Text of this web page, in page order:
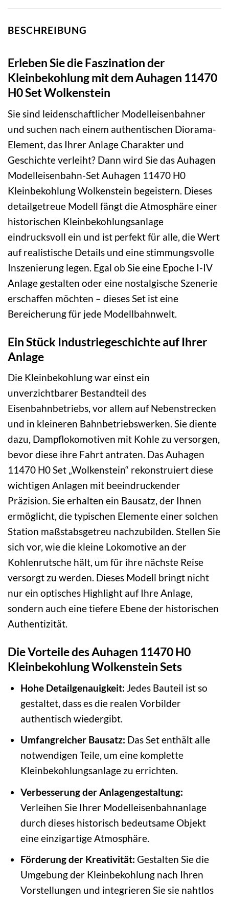
BESCHREIBUNG
Erleben Sie die Faszination der
Kleinbekohlung mit dem Auhagen 11470
H0 Set Wolkenstein
Sie sind leidenschaftlicher Modelleisenbahner
und suchen nach einem authentischen Diorama-
Element, das Ihrer Anlage Charakter und
Geschichte verleiht? Dann wird Sie das Auhagen
Modelleisenbahn-Set Auhagen 11470 H0
Kleinbekohlung Wolkenstein begeistern. Dieses
detailgetreue Modell fängt die Atmosphäre einer
historischen Kleinbekohlungsanlage
eindrucksvoll ein und ist perfekt für alle, die Wert
auf realistische Details und eine stimmungsvolle
Inszenierung legen. Egal ob Sie eine Epoche I-IV
Anlage gestalten oder eine nostalgische Szenerie
erschaffen möchten – dieses Set ist eine
Bereicherung für jede Modellbahnwelt.
Ein Stück Industriegeschichte auf Ihrer
Anlage
Die Kleinbekohlung war einst ein
unverzichtbarer Bestandteil des
Eisenbahnbetriebs, vor allem auf Nebenstrecken
und in kleineren Bahnbetriebswerken. Sie diente
dazu, Dampflokomotiven mit Kohle zu versorgen,
bevor diese ihre Fahrt antraten. Das Auhagen
11470 H0 Set „Wolkenstein“ rekonstruiert diese
wichtigen Anlagen mit beeindruckender
Präzision. Sie erhalten ein Bausatz, der Ihnen
ermöglicht, die typischen Elemente einer solchen
Station maßstabsgetreu nachzubilden. Stellen Sie
sich vor, wie die kleine Lokomotive an der
Kohlenrutsche hält, um für ihre nächste Reise
versorgt zu werden. Dieses Modell bringt nicht
nur ein optisches Highlight auf Ihre Anlage,
sondern auch eine tiefere Ebene der historischen
Authentizität.
Die Vorteile des Auhagen 11470 H0
Kleinbekohlung Wolkenstein Sets
Hohe Detailgenauigkeit: Jedes Bauteil ist so
gestaltet, dass es die realen Vorbilder
authentisch wiedergibt.
Umfangreicher Bausatz: Das Set enthält alle
notwendigen Teile, um eine komplette
Kleinbekohlungsanlage zu errichten.
Verbesserung der Anlagengestaltung:
Verleihen Sie Ihrer Modelleisenbahnanlage
durch dieses historisch bedeutsame Objekt
eine einzigartige Atmosphäre.
Förderung der Kreativität: Gestalten Sie die
Umgebung der Kleinbekohlung nach Ihren
Vorstellungen und integrieren Sie sie nahtlos